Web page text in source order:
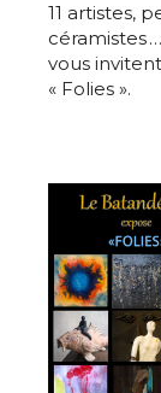
11 artistes,
céramistes
vous
« Folies ».